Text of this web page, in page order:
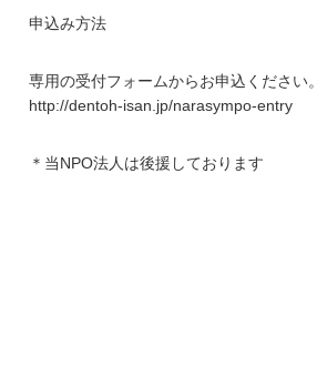
申込み方法
専用の受付フォームからお申込ください。
http://dentoh-isan.jp/narasympo-entry
＊当NPO法人は後援しております